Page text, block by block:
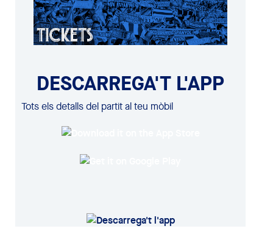
DESCARREGA'T L'APP
Tots els detalls del partit al teu mòbil